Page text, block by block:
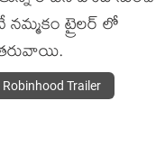
నమ్మకం ట్రైలర్ లో
Robinhood Trailer